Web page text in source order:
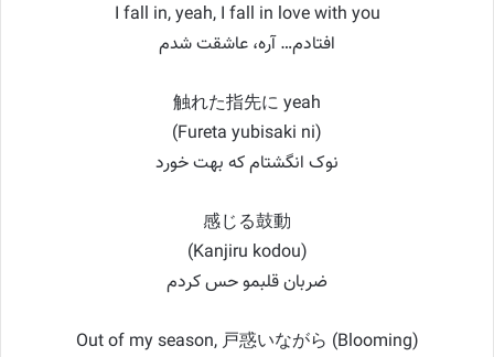
I fall in, yeah, I fall in love with you
افتادم… آره، عاشقت شدم
触れた指先に yeah
(Fureta yubisaki ni)
نوک انگشتام که بهت خورد
感じる鼓動
(Kanjiru kodou)
ضربان قلبمو حس کردم
Out of my season, 戸惑いながら (Blooming)